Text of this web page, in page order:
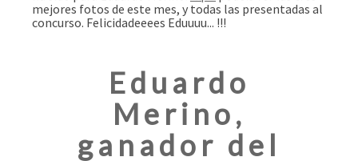
mejores fotos de este mes, y todas las presentadas al
concurso. Felicidadeeees Eduuuu... !!!
Eduardo
Merino,
ganador del